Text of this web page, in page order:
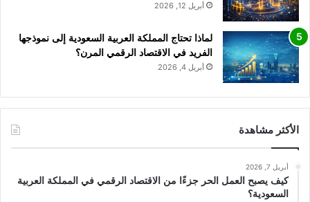
أبريل 12, 2026
لماذا تحتاج المملكة العربية السعودية إلى نموذجها
الفريد في الاقتصاد الرقمي المرن؟
أبريل 4, 2026
الأكثر مشاهدة
أبريل 7, 2026
كيف يصبح العمل الحر جزءًا من الاقتصاد الرقمي في المملكة العربية
السعودية؟